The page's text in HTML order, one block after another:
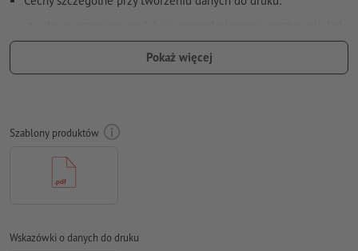
odwrócony do góry nogami, w danych do druku należy
kierunek czytania
Na całym obwodzie ustaw 2 mm
odstępie co najmniej 4 mm od formatu końcowego
Czcionkimuszą być w całości osadzone lub przekształcone na
krzywe
powlekanych papierów, FOGRA52 (PSO Uncoated v3 FOGRA52)
Pokaż więcej
Szablony produktów
Wskazówki o danych do druku